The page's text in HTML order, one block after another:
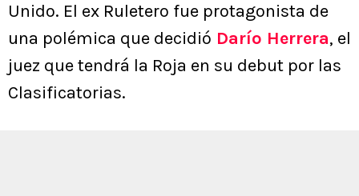
Unido. El ex Ruletero fue protagonista de
una polémica que decidió Darío Herrera, el
juez que tendrá la Roja en su debut por las
Clasificatorias.